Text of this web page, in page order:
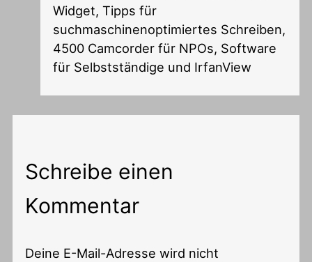
Widget, Tipps für
suchmaschinenoptimiertes Schreiben,
4500 Camcorder für NPOs, Software
für Selbstständige und IrfanView
Schreibe einen
Kommentar
Deine E-Mail-Adresse wird nicht